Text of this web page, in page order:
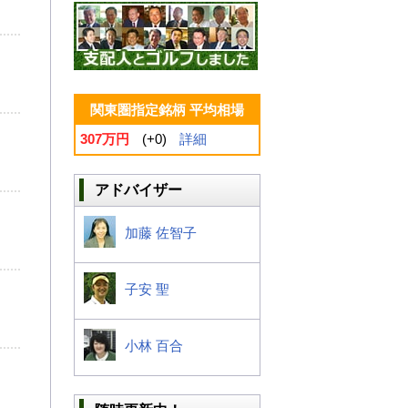
関東圏指定銘柄 平均相場
307万円
(+0) 詳細
アドバイザー
加藤 佐智子
子安 聖
小林 百合